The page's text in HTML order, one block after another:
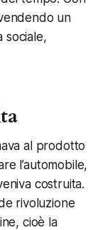
un
sociale,
al prodotto
l’automobile,
costruita.
rivoluzione
cioè la